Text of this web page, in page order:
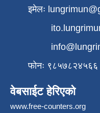
इमेलः
फोनः ९८५७८२४५६६
वेबसाईट हेरिएको
www.free-counters.org